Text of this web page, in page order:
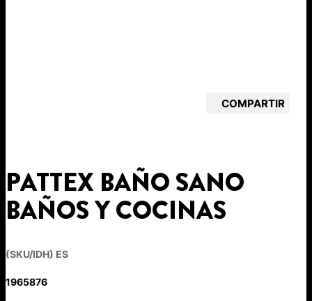
COMPARTIR
PATTEX BAÑO SANO
BAÑOS Y COCINAS
(SKU/IDH) ES
1965876